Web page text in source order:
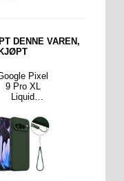
DENNE VAREN,
Pixel
9 Pro XL
Liquid
- MagSafe-
kompatibel -
Mørkegrønn